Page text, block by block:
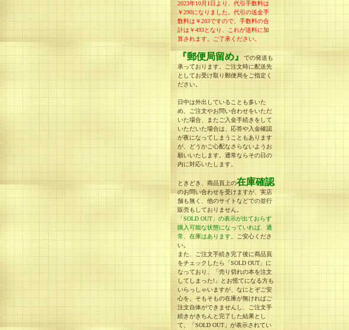
2023年10月1日より、代引手数料は
￥290になりました。 代引の送金手
数料は￥203ですので、手数料の合
計は ￥493となり、これが送料に加
算されます。
ご了承ください。
『郵便局留め』
での発送も
承っております。ご注文時に配送先
としてお受け取り郵便局をご指定く
ださい。
日中は外出していることも多いた
め、ご注文やお問い合わせをいただ
いた場合、またご入金手続きをして
いただいた場合は、応答や入金確認
が夜になってしまうこともあります
が、どうかご心配なさらないようお
願いいたします。通常ならその日の
内に対応いたします。
ときどき、商品頁上の在庫確認
のお問い合わせを受けますが、実店
舗も無く、他のサイトなどでの並行
販売もしておりません。
「SOLD OUT」の表示が出ておらず
購入可能な状態になっていれば、通
常、在庫はあります。
ご安心くださ
い。
また、ご注文手続き完了後に商品頁
をチェックしたら「SOLD OUT」に
なっており、「売り切れの本を注文
してしまった!」とお慌てになる方も
いらっしゃいますが、なにとぞご安
心を。そもそもの在庫が無ければご
注文自体ができませんし、ご注文手
続きがきちんと完了した結果とし
て、「SOLD OUT」が表示されてい